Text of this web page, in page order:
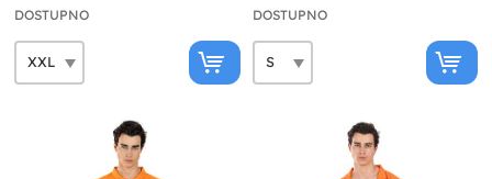
DOSTUPNO DOSTUPNO